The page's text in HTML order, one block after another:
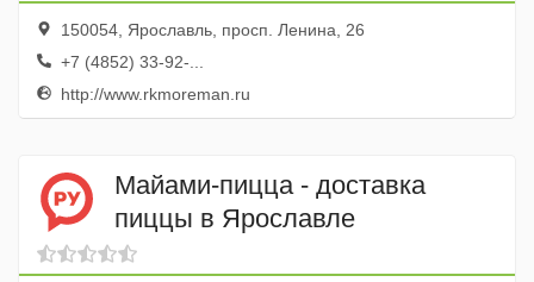
150054, Ярославль, просп. Ленина, 26
+7 (4852) 33-92-...
http://www.rkmoreman.ru
Майами-пицца - доставка
пиццы в Ярославле